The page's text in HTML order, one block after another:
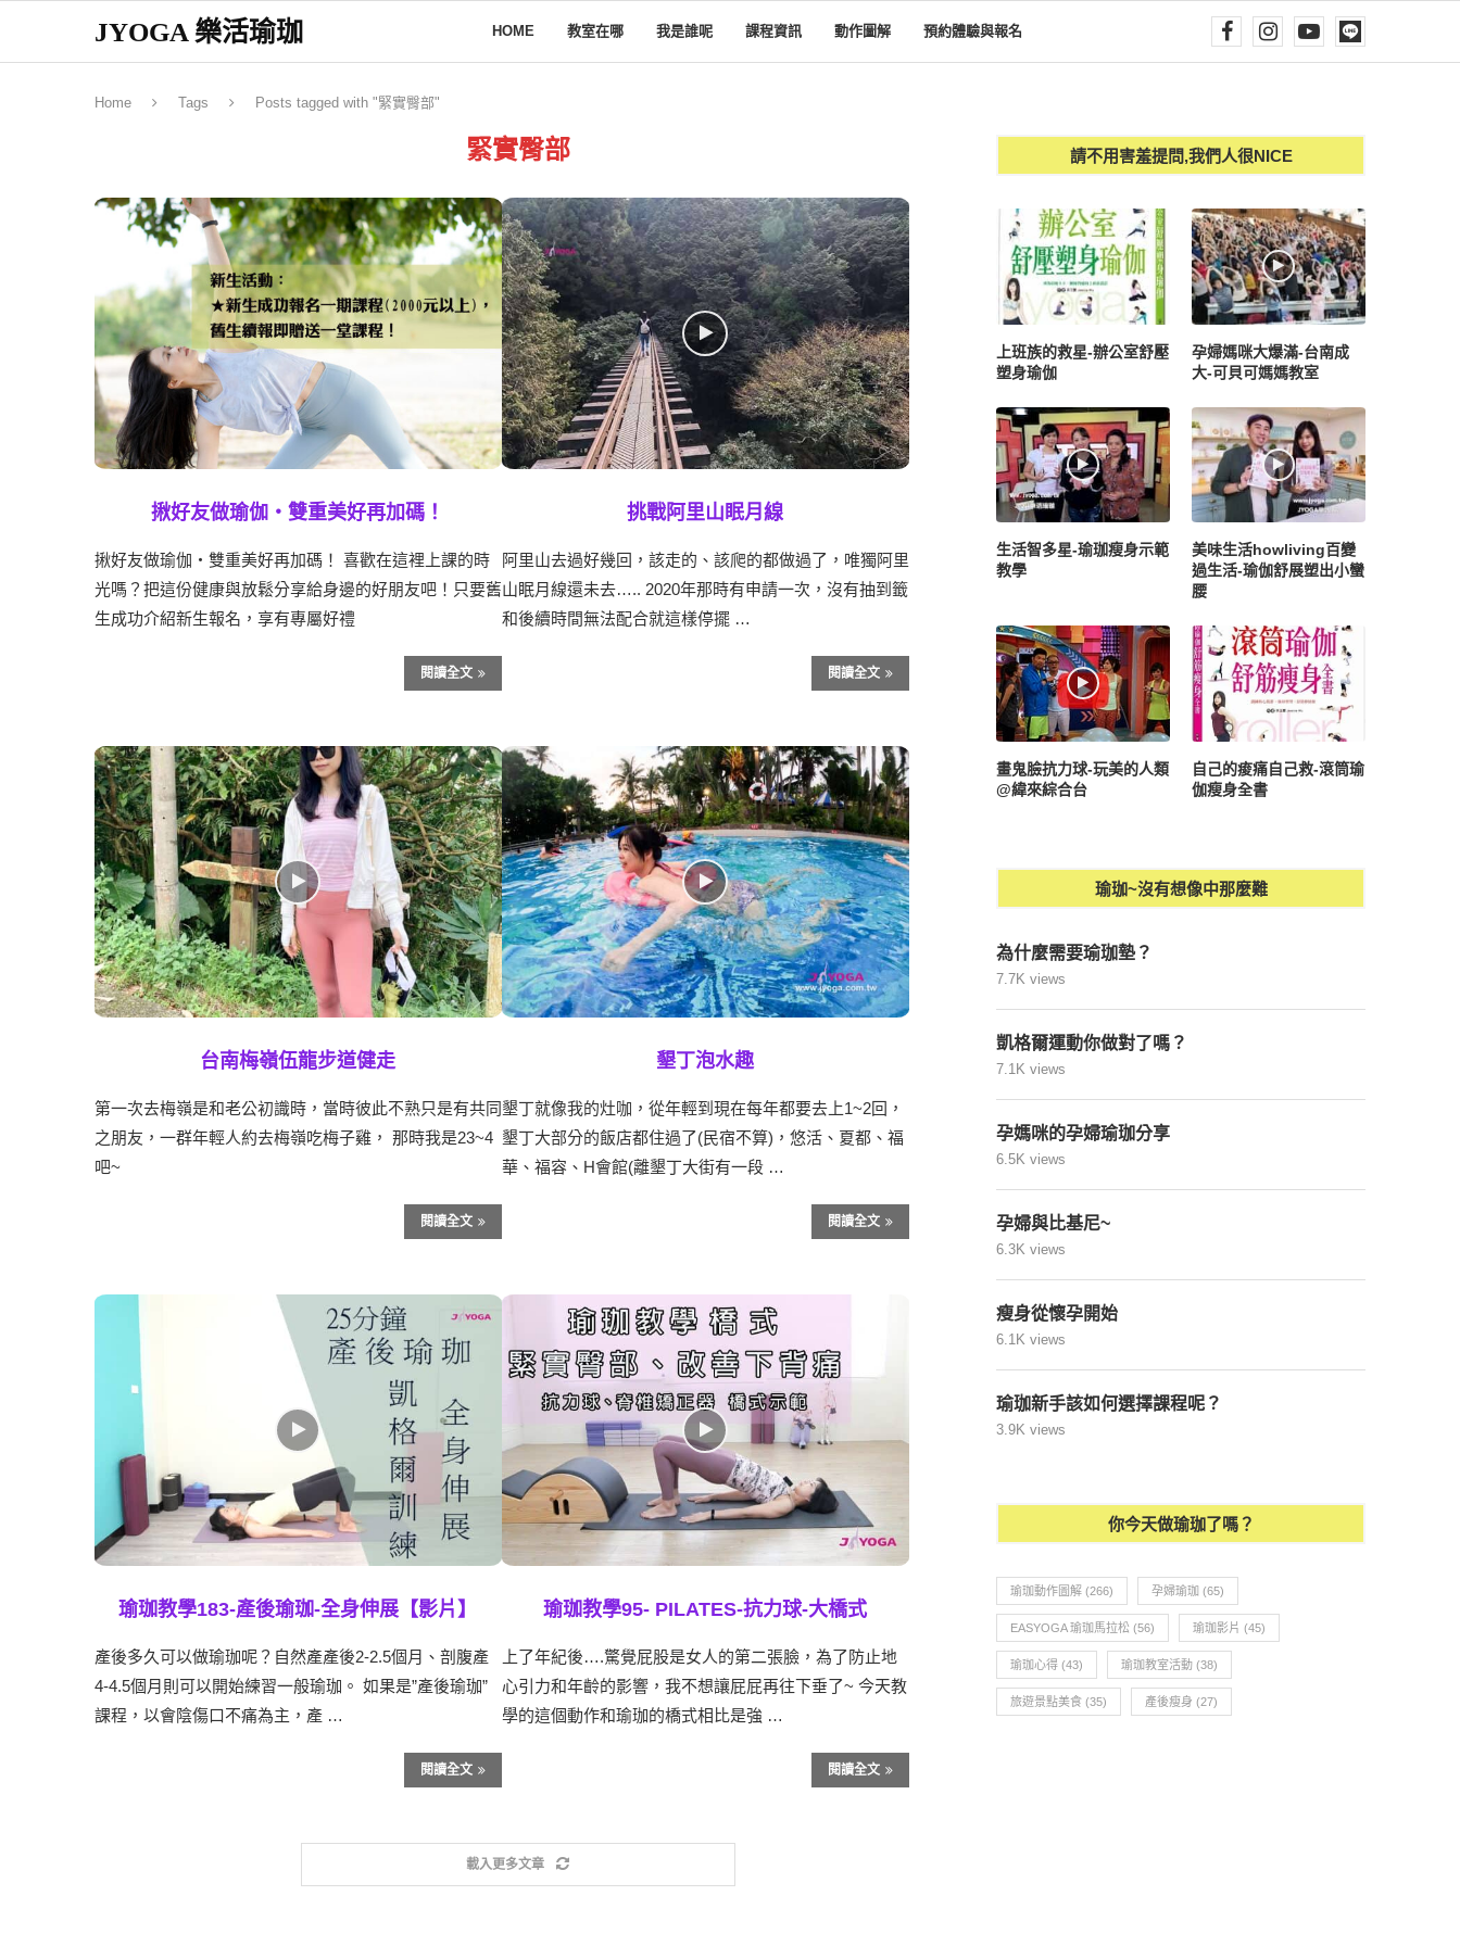
JYOGA 樂活瑜珈 HOME 教室在哪 我是誰呢 課程資訊 動作圖解 預約體驗與報名
Home Tags Posts tagged with "緊實臀部"
緊實臀部
揪好友做瑜伽・雙重美好再加碼！
揪好友做瑜伽・雙重美好再加碼！ 喜歡在這裡上課的時
光嗎？把這份健康與放鬆分享給身邊的好朋友吧！只要舊
生成功介紹新生報名，享有專屬好禮
閱讀全文
挑戰阿里山眠月線
阿里山去過好幾回，該走的、該爬的都做過了，唯獨阿里
山眠月線還未去….. 2020年那時有申請一次，沒有抽到籤
和後續時間無法配合就這樣停擺 …
閱讀全文
台南梅嶺伍龍步道健走
第一次去梅嶺是和老公初識時，當時彼此不熟只是有共同
之朋友，一群年輕人約去梅嶺吃梅子雞， 那時我是23~4
吧~
閱讀全文
墾丁泡水趣
墾丁就像我的灶咖，從年輕到現在每年都要去上1~2回，
墾丁大部分的飯店都住過了(民宿不算)，悠活、夏都、福
華、福容、H會館(離墾丁大街有一段 …
閱讀全文
瑜珈教學183-產後瑜珈-全身伸展【影片】
產後多久可以做瑜珈呢？自然產產後2-2.5個月、剖腹產
4-4.5個月則可以開始練習一般瑜珈。 如果是”產後瑜珈”
課程，以會陰傷口不痛為主，產 …
閱讀全文
瑜珈教學95- PILATES-抗力球-大橋式
上了年紀後….驚覺屁股是女人的第二張臉，為了防止地
心引力和年齡的影響 ，我不想讓屁屁再往下垂了~ 今天教
學的這個動作和瑜珈的橋式相比是強 …
閱讀全文
載入更多文章
請不用害羞提問,我們人很NICE
上班族的救星-辦公室舒壓
塑身瑜伽
孕婦媽咪大爆滿-台南成
大-可貝可媽媽教室
生活智多星-瑜珈瘦身示範
教學
美味生活howliving百變
過生活-瑜伽舒展塑出小蠻
腰
畫鬼臉抗力球-玩美的人類
@緯來綜合台
自己的痠痛自己救-滾筒瑜
伽瘦身全書
瑜珈~沒有想像中那麼難
為什麼需要瑜珈墊？
7.7K views
凱格爾運動你做對了嗎？
7.1K views
孕媽咪的孕婦瑜珈分享
6.5K views
孕婦與比基尼~
6.3K views
瘦身從懷孕開始
6.1K views
瑜珈新手該如何選擇課程呢？
3.9K views
你今天做瑜珈了嗎？
瑜珈動作圖解 (266) 孕婦瑜珈 (65)
EASYOGA 瑜珈馬拉松 (56) 瑜珈影片 (45)
瑜珈心得 (43) 瑜珈教室活動 (38)
旅遊景點美食 (35) 產後瘦身 (27)